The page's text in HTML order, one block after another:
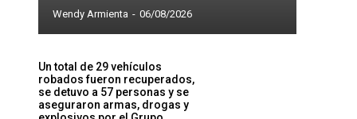
Wendy Armienta - 06/08/2026
Un total de 29 vehículos
robados fueron recuperados,
se detuvo a 57 personas y se
aseguraron armas, drogas y